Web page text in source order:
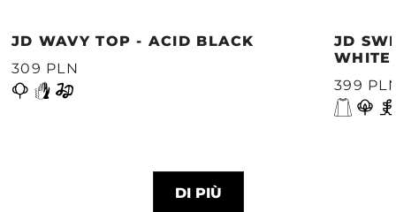
JD WAVY TOP - ACID BLACK
309 PLN
JD
WHITE
399
DI PIÙ